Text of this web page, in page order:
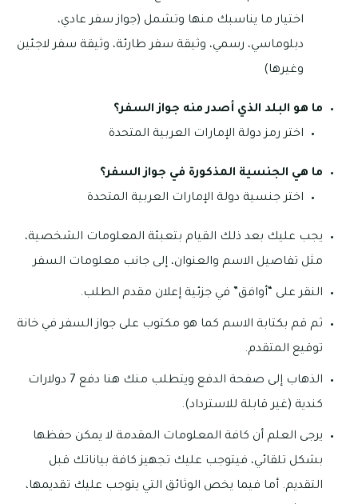
اختيار ما يناسبك منها وتشمل (جواز سفر عادي،
دبلوماسي، رسمي، وثيقة سفر طارئة، وثيقة سفر لاجئين
وغيرها)
ما هو البلد الذي أصدر منه جواز السفر؟
اختر رمز دولة الإمارات العربية المتحدة
ما هي الجنسية المذكورة في جواز السفر؟
اختر جنسية دولة الإمارات العربية المتحدة
يجب عليك بعد ذلك القيام بتعبئة المعلومات الشخصية،
مثل تفاصيل الاسم والعنوان، إلى جانب معلومات السفر
النقر على “أوافق” في جزئية إعلان مقدم الطلب.
ثم قم بكتابة الاسم كما هو مكتوب على جواز السفر في خانة
توقيع المتقدم.
الذهاب إلى صفحة الدفع ويتطلب منك هنا دفع 7 دولارات
كندية (غير قابلة للاسترداد).
يرجى العلم أن كافة المعلومات المقدمة لا يمكن حفظها
بشكل تلقائي، فيتوجب عليك تجهيز كافة بياناتك قبل
التقديم. أما فيما يخص الوثائق التي يتوجب عليك تقديمها،